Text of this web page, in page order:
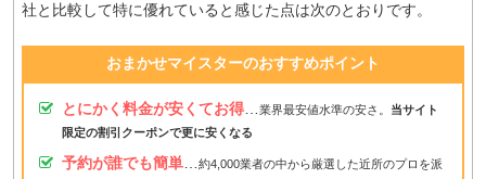
社と比較して特に優れていると感じた点は次のとおりです。
おまかせマイスターのおすすめポイント
とにかく料金が安くてお得… 業界最安値水準の安さ。 当サイト
限定の割引クーポンで更に安くなる
予約が誰でも簡単…約4,000業者の中から厳選した近所のプロを派